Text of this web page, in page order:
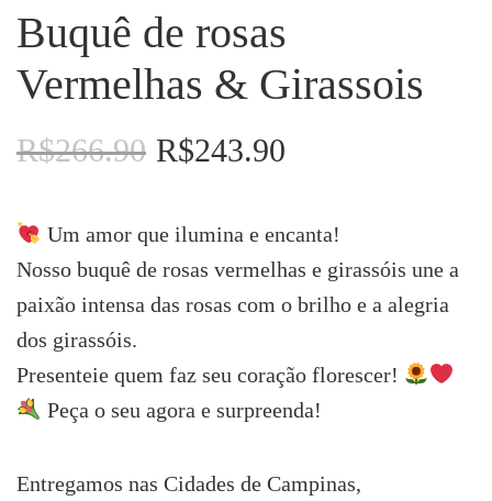
Buquê de rosas
Vermelhas & Girassois
R$266.90 O
era:
R$243.90
é:
R$243.90.
Um amor que ilumina e encanta!
Nosso buquê de rosas vermelhas e girassóis une a
paixão intensa das rosas com o brilho e a alegria
dos girassóis.
Presenteie quem faz seu coração florescer!
Peça o seu agora e surpreenda!
Entregamos nas Cidades de Campinas,